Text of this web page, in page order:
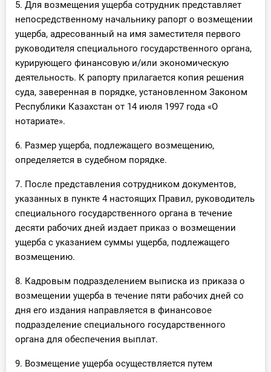
5. Для возмещения ущерба сотрудник представляет
непосредственному начальнику рапорт о возмещении
ущерба, адресованный на имя заместителя первого
руководителя специального государственного органа,
курирующего финансовую и/или экономическую
деятельность. К рапорту прилагается копия решения
суда, заверенная в порядке, установленном Законом
Республики Казахстан от 14 июля 1997 года «О
нотариате».
6. Размер ущерба, подлежащего возмещению,
определяется в судебном порядке.
7. После представления сотрудником документов,
указанных в пункте 4 настоящих Правил, руководитель
специального государственного органа в течение
десяти рабочих дней издает приказ о возмещении
ущерба с указанием суммы ущерба, подлежащего
возмещению.
8. Кадровым подразделением выписка из приказа о
возмещении ущерба в течение пяти рабочих дней со
дня его издания направляется в финансовое
подразделение специального государственного
органа для обеспечения выплат.
9. Возмещение ущерба осуществляется путем